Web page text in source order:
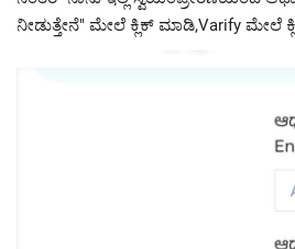
ನೀಡುತ್ತೇನೆ" ಮೇಲೆ ಕ್ಲಿಕ್ ಮಾಡಿ,Varify ಮೇಲೆ